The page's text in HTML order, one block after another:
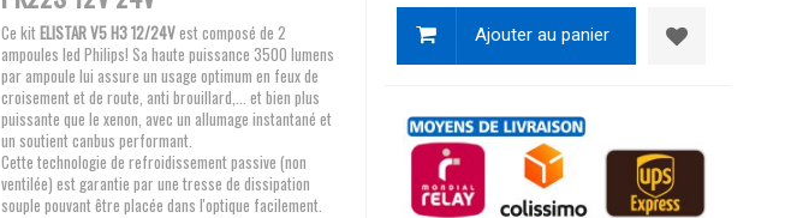
Ce kit ELISTAR V5 H3 12/24Vest composé de 2
ampoules led Philips! Sa haute puissance 3500 lumens
par ampoule lui assure un usage optimum en feux de
croisement et de route, anti brouillard,... et bien plus
puissante que le xenon, avec un allumage instantané et
un soutient canbus performant.
Cette technologie de refroidissement passive (non
ventilée) est garantie par une tresse de dissipation
souple pouvant être placée dans l'optique facilement.
Ajouter au panier